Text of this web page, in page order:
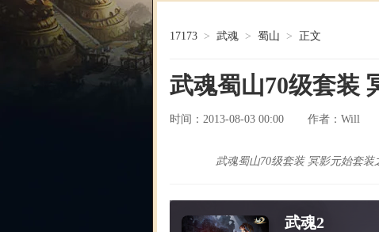
17173 > 武魂 > 蜀山 > 正文
武魂蜀山70级套装
时间：2013-08-03 00:00 作者： Will
武魂蜀山70级套装 冥影元始套装
武魂2